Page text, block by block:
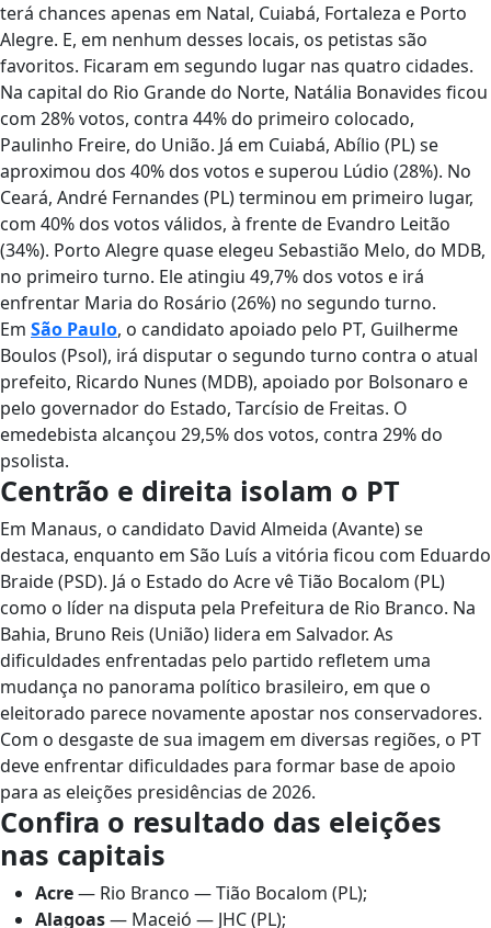
terá chances apenas em Natal, Cuiabá, Fortaleza e Porto
Alegre. E, em nenhum desses locais, os petistas são
favoritos. Ficaram em segundo lugar nas quatro cidades.
Na capital do Rio Grande do Norte, Natália Bonavides ficou
com 28% votos, contra 44% do primeiro colocado,
Paulinho Freire, do União. Já em Cuiabá, Abílio (PL) se
aproximou dos 40% dos votos e superou Lúdio (28%). No
Ceará, André Fernandes (PL) terminou em primeiro lugar,
com 40% dos votos válidos, à frente de Evandro Leitão
(34%). Porto Alegre quase elegeu Sebastião Melo, do MDB,
no primeiro turno. Ele atingiu 49,7% dos votos e irá
enfrentar Maria do Rosário (26%) no segundo turno.
Em São Paulo, o candidato apoiado pelo PT, Guilherme
Boulos (Psol), irá disputar o segundo turno contra o atual
prefeito, Ricardo Nunes (MDB), apoiado por Bolsonaro e
pelo governador do Estado, Tarcísio de Freitas. O
emedebista alcançou 29,5% dos votos, contra 29% do
psolista.
Centrão e direita isolam o PT
Em Manaus, o candidato David Almeida (Avante) se
destaca, enquanto em São Luís a vitória ficou com Eduardo
Braide (PSD). Já o Estado do Acre vê Tião Bocalom (PL)
como o líder na disputa pela Prefeitura de Rio Branco. Na
Bahia, Bruno Reis (União) lidera em Salvador. As
dificuldades enfrentadas pelo partido refletem uma
mudança no panorama político brasileiro, em que o
eleitorado parece novamente apostar nos conservadores.
Com o desgaste de sua imagem em diversas regiões, o PT
deve enfrentar dificuldades para formar base de apoio
para as eleições presidências de 2026.
Confira o resultado das eleições
nas capitais
Acre— Rio Branco — Tião Bocalom (PL);
Alagoas— Maceió — JHC (PL);